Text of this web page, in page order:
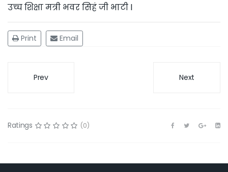
उच्च शिक्षा मत्री भवर सिहं जी भाटी l
Print Email
Prev Next
Ratings (0)